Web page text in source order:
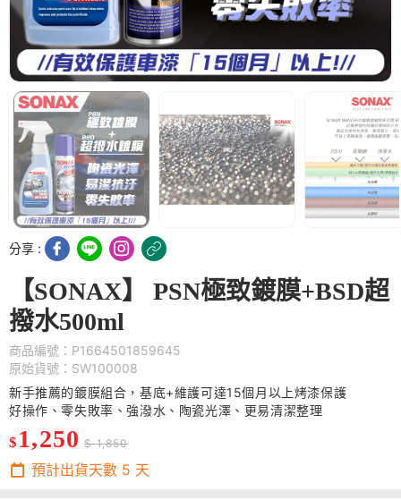
分享 :
【SONAX】 PSN極致鍍膜+BSD超
撥水500ml
商品編號：P1664501859645
原始貨號：SW100008
新手推薦的鍍膜組合，基底+維護可達15個月以上烤漆保護
好操作、零失敗率、強潑水、陶瓷光澤、更易清潔整理
$ 1,250 $ 1,850
預計出貨天數 5 天